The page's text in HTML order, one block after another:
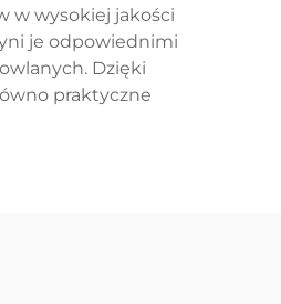
w wysokiej jakości
je odpowiednimi
Dzięki
praktyczne